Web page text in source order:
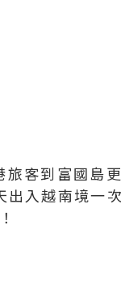
客到富國島
入越南境一